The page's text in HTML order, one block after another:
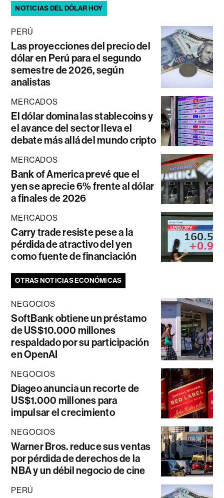
NOTICIAS DEL DÓLAR HOY
PERÚ
Las proyecciones del precio del
dólar en Perú para el segundo
semestre de 2026, según
analistas
MERCADOS
El dólar domina las stablecoins y
el avance del sector lleva el
debate más allá del mundo cripto
MERCADOS
Bank of America prevé que el
yen se aprecie 6% frente al dólar
a finales de 2026
MERCADOS
Carry trade resiste pese a la
pérdida de atractivo del yen
como fuente de financiación
OTRAS NOTICIAS ECONÓMICAS
NEGOCIOS
SoftBank obtiene un préstamo
de US$10.000 millones
respaldado por su participación
en OpenAI
NEGOCIOS
Diageo anuncia un recorte de
US$1.000 millones para
impulsar el crecimiento
NEGOCIOS
Warner Bros. reduce sus ventas
por pérdida de derechos de la
NBA y un débil negocio de cine
PERÚ